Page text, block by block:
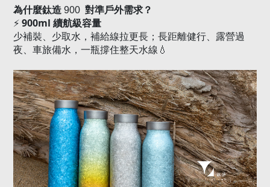
為什麼鈦造 900 對準戶外需求？
⚡ 900ml 續航級容量
少補裝、少取水，補給線拉更長；長距離健行、露營過
夜、車旅備水，一瓶撐住整天水線 💧